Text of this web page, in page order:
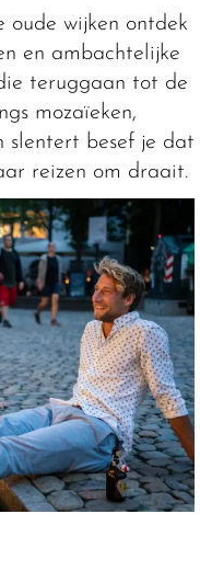
oude wijken ontdek
en ambachtelijke
teruggaan tot de
mozaïeken,
slentert besef je dat
reizen om draait.